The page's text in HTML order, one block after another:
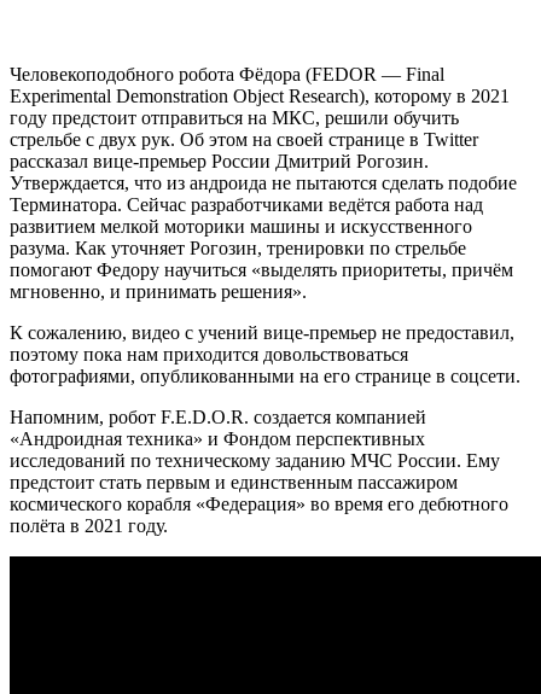
Человекоподобного робота Фёдора (FEDOR — Final
Experimental Demonstration Object Research), которому в 2021
году предстоит отправиться на МКС, решили обучить
стрельбе с двух рук. Об этом на своей странице в Twitter
рассказал вице-премьер России Дмитрий Рогозин.
Утверждается, что из андроида не пытаются сделать подобие
Терминатора. Сейчас разработчиками ведётся работа над
развитием мелкой моторики машины и искусственного
разума. Как уточняет Рогозин, тренировки по стрельбе
помогают Федору научиться «выделять приоритеты, причём
мгновенно, и принимать решения».
К сожалению, видео с учений вице-премьер не предоставил,
поэтому пока нам приходится довольствоваться
фотографиями, опубликованными на его странице в соцсети.
Напомним, робот F.E.D.O.R. создается компанией
«Андроидная техника» и Фондом перспективных
исследований по техническому заданию МЧС России. Ему
предстоит стать первым и единственным пассажиром
космического корабля «Федерация» во время его дебютного
полёта в 2021 году.